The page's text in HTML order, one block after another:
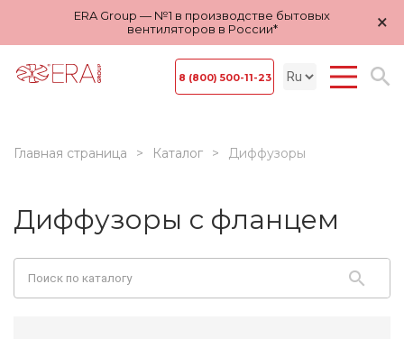
ERA Group — №1 в производстве бытовых
вентиляторов в России*
×
8 (800) 500-11-23
Главная страница Каталог Диффузоры
Диффузоры с фланцем